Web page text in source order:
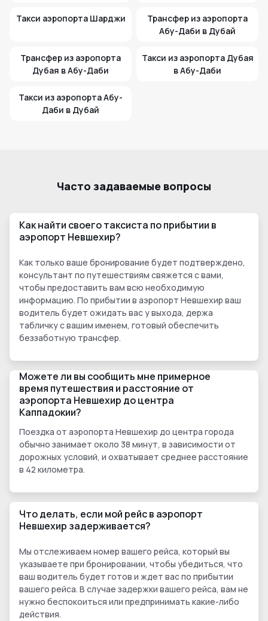
Такси аэропорта Шарджи
Трансфер из аэропорта
Абу-Даби в Дубай
Трансфер из аэропорта
Дубая в Абу-Даби
Такси из аэропорта Дубая
в Абу-Даби
Такси из аэропорта Абу-
Даби в Дубай
Часто задаваемые вопросы
Как найти своего таксиста по прибытии в
аэропорт Невшехир?
Как только ваше бронирование будет подтверждено,
консультант по путешествиям свяжется с вами,
чтобы предоставить вам всю необходимую
информацию. По прибытии в аэропорт Невшехир ваш
водитель будет ожидать вас у выхода, держа
табличку с вашим именем, готовый обеспечить
беззаботную трансфер.
Можете ли вы сообщить мне примерное
время путешествия и расстояние от
аэропорта Невшехир до центра
Каппадокии?
Поездка от аэропорта Невшехир до центра города
обычно занимает около 38 минут, в зависимости от
дорожных условий, и охватывает среднее расстояние
в 42 километра.
Что делать, если мой рейс в аэропорт
Невшехир задерживается?
Мы отслеживаем номер вашего рейса, который вы
указываете при бронировании, чтобы убедиться, что
ваш водитель будет готов и ждет вас по прибытии
вашего рейса. В случае задержки вашего рейса, вам не
нужно беспокоиться или предпринимать какие-либо
действия.